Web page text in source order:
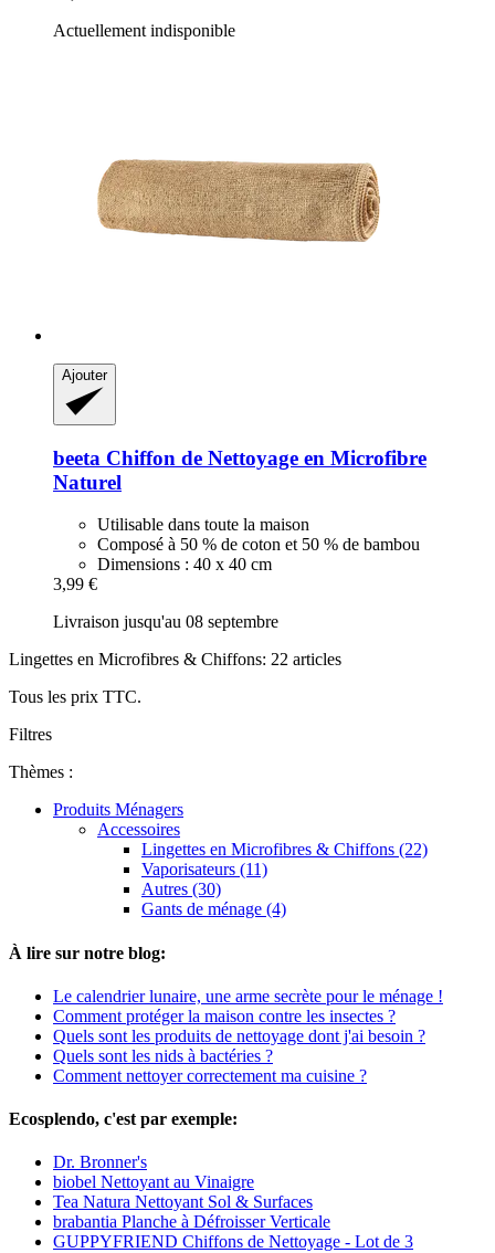
Actuellement indisponible
Ajouter
beeta Chiffon de Nettoyage en Microfibre
Naturel
Utilisable dans toute la maison
Composé à 50 % de coton et 50 % de bambou
Dimensions : 40 x 40 cm
3,99 €
Livraison jusqu'au 08 septembre
Lingettes en Microfibres & Chiffons: 22 articles
Tous les prix TTC.
Filtres
Thèmes :
Produits Ménagers
Accessoires
Lingettes en Microfibres & Chiffons (22)
Vaporisateurs (11)
Autres (30)
Gants de ménage (4)
À lire sur notre blog:
Le calendrier lunaire, une arme secrète pour le ménage !
Comment protéger la maison contre les insectes ?
Quels sont les produits de nettoyage dont j'ai besoin ?
Quels sont les nids à bactéries ?
Comment nettoyer correctement ma cuisine ?
Ecosplendo, c'est par exemple:
Dr. Bronner's
biobel Nettoyant au Vinaigre
Tea Natura Nettoyant Sol & Surfaces
brabantia Planche à Défroisser Verticale
GUPPYFRIEND Chiffons de Nettoyage - Lot de 3